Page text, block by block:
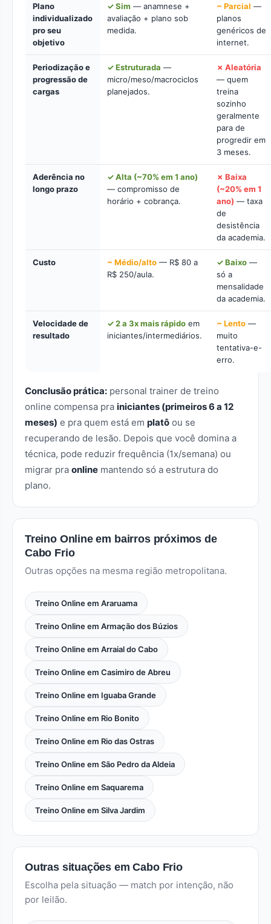
Plano
individualizado
pro seu
objetivo
✓ Sim — anamnese +
avaliação + plano sob
medida.
~ Parcial —
planos
genéricos de
internet.
Periodização e
progressão de
cargas
✓ Estruturada —
micro/meso/macrociclos
planejados.
✗ Aleatória
— quem
treina
sozinho
geralmente
para de
progredir em
3 meses.
Aderência no
longo prazo
✓ Alta (~70% em 1 ano)
— compromisso de
horário + cobrança.
✗ Baixa
(~20% em 1
ano) — taxa
de
desistência
da academia.
Custo ~ Médio/alto — R$ 80 a
R$ 250/aula.
✓ Baixo —
só a
mensalidade
da academia.
Velocidade de
resultado
✓ 2 a 3x mais rápido em
iniciantes/intermediários.
~ Lento —
muito
tentativa-e-
erro.
Conclusão prática: personal trainer de treino
online compensa pra iniciantes (primeiros 6 a 12
meses) e pra quem está em platô ou se
recuperando de lesão. Depois que você domina a
técnica, pode reduzir frequência (1x/semana) ou
migrar pra online mantendo só a estrutura do
plano.
Treino Online em bairros próximos de
Cabo Frio
Outras opções na mesma região metropolitana.
Treino Online em Araruama
Treino Online em Armação dos Búzios
Treino Online em Arraial do Cabo
Treino Online em Casimiro de Abreu
Treino Online em Iguaba Grande
Treino Online em Rio Bonito
Treino Online em Rio das Ostras
Treino Online em São Pedro da Aldeia
Treino Online em Saquarema
Treino Online em Silva Jardim
Outras situações em Cabo Frio
Escolha pela situação — match por intenção, não
por leilão.